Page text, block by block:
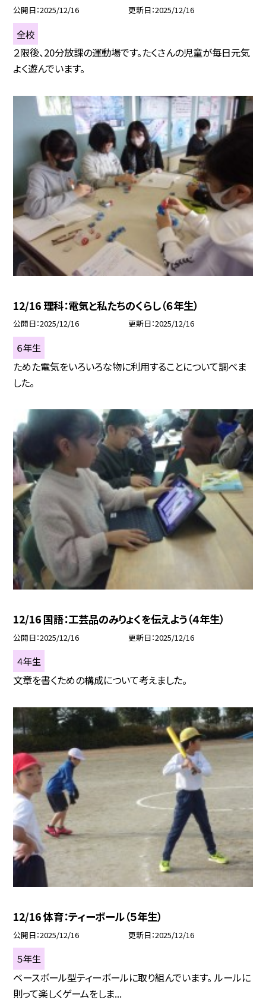
公開日 2025/12/16 更新日 2025/12/16
全校
２限後、20分放課の運動場です。たくさんの児童が毎日元気
よく遊んでいます。
12/16 理科：電気と私たちのくらし（６年生）
公開日 2025/12/16 更新日 2025/12/16
６年生
ためた電気をいろいろな物に利用することについて調べま
した。
12/16 国語：工芸品のみりょくを伝えよう（４年生）
公開日 2025/12/16 更新日 2025/12/16
４年生
文章を書くための構成について考えました。
12/16 体育：ティーボール（５年生）
公開日 2025/12/16 更新日 2025/12/16
５年生
ベースボール型ティーボールに取り組んでいます。 ルールに
則って楽しくゲームをしま...